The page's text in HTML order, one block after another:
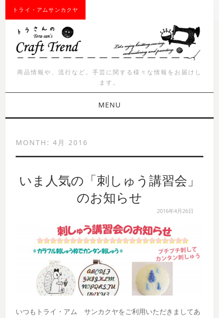
トライ・アムサンカクヤ
商品情報や、流行など。手芸に関する様々な情報をお届けし
ます。
MENU
商品紹介
イベント
MONTH:4月 2016
いま人気の「刺しゅう講習会」
のお知らせ
2016年4月26日
いつもトライ・アム サンカクヤをご利用いただきましてあ